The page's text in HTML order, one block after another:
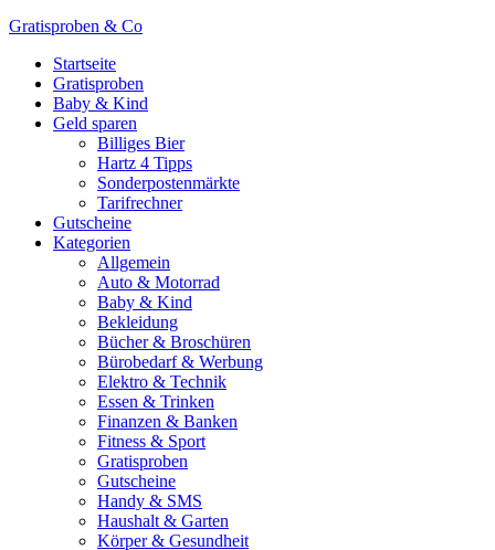
Gratisproben & Co
Startseite
Gratisproben
Baby & Kind
Geld sparen
Billiges Bier
Hartz 4 Tipps
Sonderpostenmärkte
Tarifrechner
Gutscheine
Kategorien
Allgemein
Auto & Motorrad
Baby & Kind
Bekleidung
Bücher & Broschüren
Bürobedarf & Werbung
Elektro & Technik
Essen & Trinken
Finanzen & Banken
Fitness & Sport
Gratisproben
Gutscheine
Handy & SMS
Haushalt & Garten
Körper & Gesundheit